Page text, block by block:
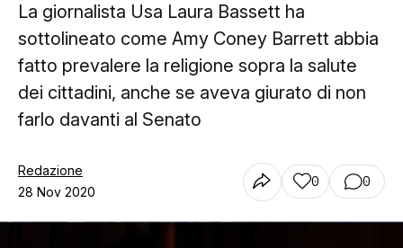
Chi siamo
Contatti
La giornalista Usa Laura Bassett ha
sottolineato come Amy Coney Barrett abbia
fatto prevalere la religione sopra la salute
dei cittadini, anche se aveva giurato di non
farlo davanti al Senato
Redazione
28 Nov 2020
0 0